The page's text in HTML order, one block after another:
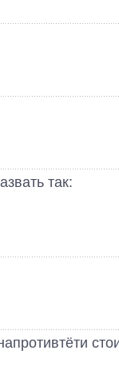
так: